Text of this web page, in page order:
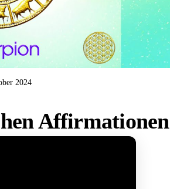
2024
Affirmationen